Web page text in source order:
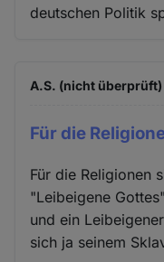
deutschen Politik
A.S. (nicht überprüft)
Für die
Für die Religionen
"Leibeigene
und ein
sich ja seinem